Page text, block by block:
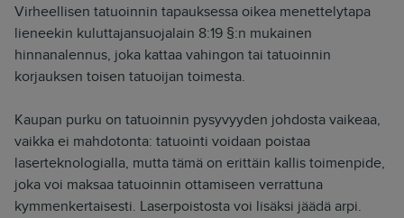
Virheellisen tatuoinnin tapauksessa oikea menettelytapa
lieneekin kuluttajansuojalain 8:19 §:n mukainen
hinnanalennus, joka kattaa vahingon tai tatuoinnin
korjauksen toisen tatuoijan toimesta.
Kaupan purku on tatuoinnin pysyvyyden johdosta vaikeaa,
vaikka ei mahdotonta: tatuointi voidaan poistaa
laserteknologialla, mutta tämä on erittäin kallis toimenpide,
joka voi maksaa tatuoinnin ottamiseen verrattuna
kymmenkertaisesti. Laserpoistosta voi lisäksi jäädä arpi.